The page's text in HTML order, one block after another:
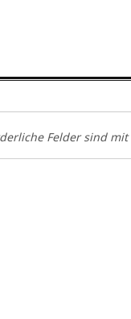
Felder sind mit